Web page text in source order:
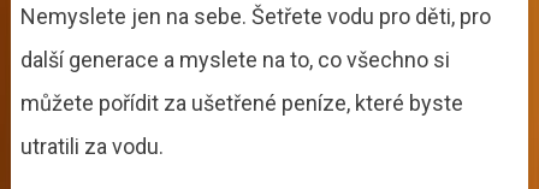
Nemyslete jen na sebe. Šetřete vodu pro děti, pro
další generace a myslete na to, co všechno si
můžete pořídit za ušetřené peníze, které byste
utratili za vodu.